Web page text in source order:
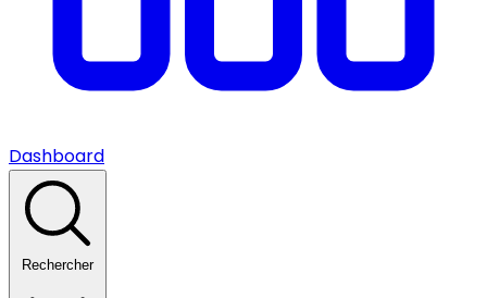
Dashboard
Rechercher